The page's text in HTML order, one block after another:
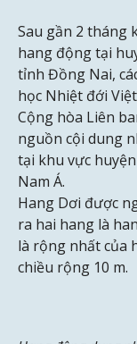
Sau gần 2 tháng
hang động tại
tỉnh Đồng Nai,
học Nhiệt đới
Cộng hòa Liên
nguồn cội dung
tại khu vực
Nam Á.
Hang Dơi được
ra hai hang là
là rộng nhất của
chiều rộng 10 m.